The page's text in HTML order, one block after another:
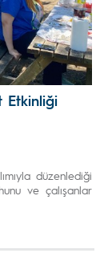
Etkinliği
düzenlediği
ve çalışanlar